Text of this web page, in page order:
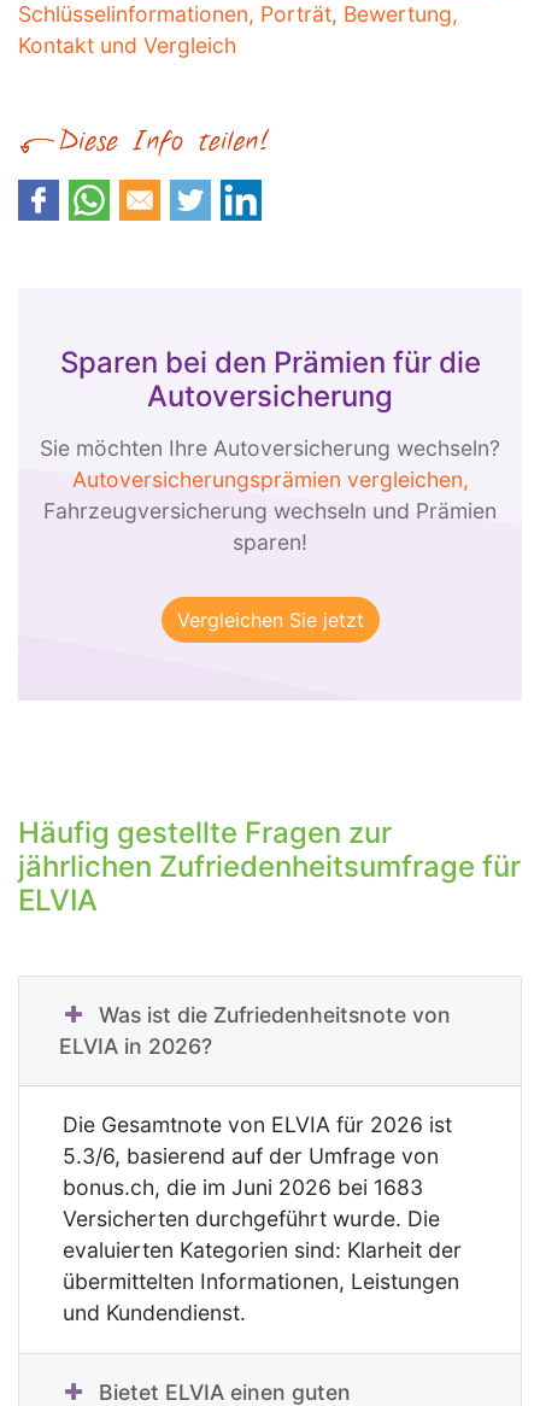
Schlüsselinformationen, Porträt, Bewertung,
Kontakt und Vergleich
Sparen bei den Prämien für die
Autoversicherung
Sie möchten Ihre Autoversicherung wechseln?
Autoversicherungsprämien vergleichen,
Fahrzeugversicherung wechseln und Prämien
sparen!
Häufig gestellte Fragen zur
jährlichen Zufriedenheitsumfrage für
ELVIA
Was ist die Zufriedenheitsnote von
ELVIA in 2026?
Die Gesamtnote von ELVIA für 2026 ist
5.3/6, basierend auf der Umfrage von
bonus.ch, die im Juni 2026 bei 1683
Versicherten durchgeführt wurde. Die
evaluierten Kategorien sind: Klarheit der
übermittelten Informationen, Leistungen
und Kundendienst.
Bietet ELVIA einen guten